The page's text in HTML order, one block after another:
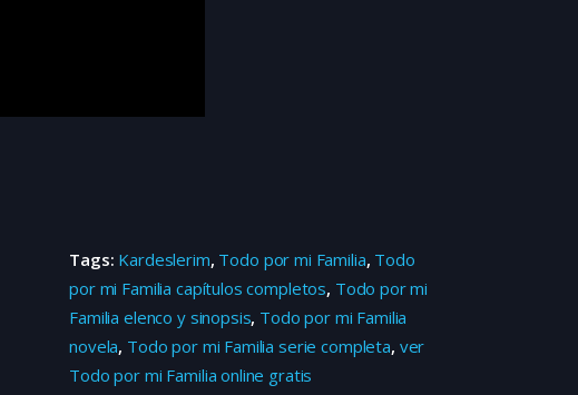
Tags: Kardeslerim, Todo por mi Familia, Todo
por mi Familia capítulos completos, Todo por mi
Familia elenco y sinopsis, Todo por mi Familia
novela, Todo por mi Familia serie completa, ver
Todo por mi Familia online gratis